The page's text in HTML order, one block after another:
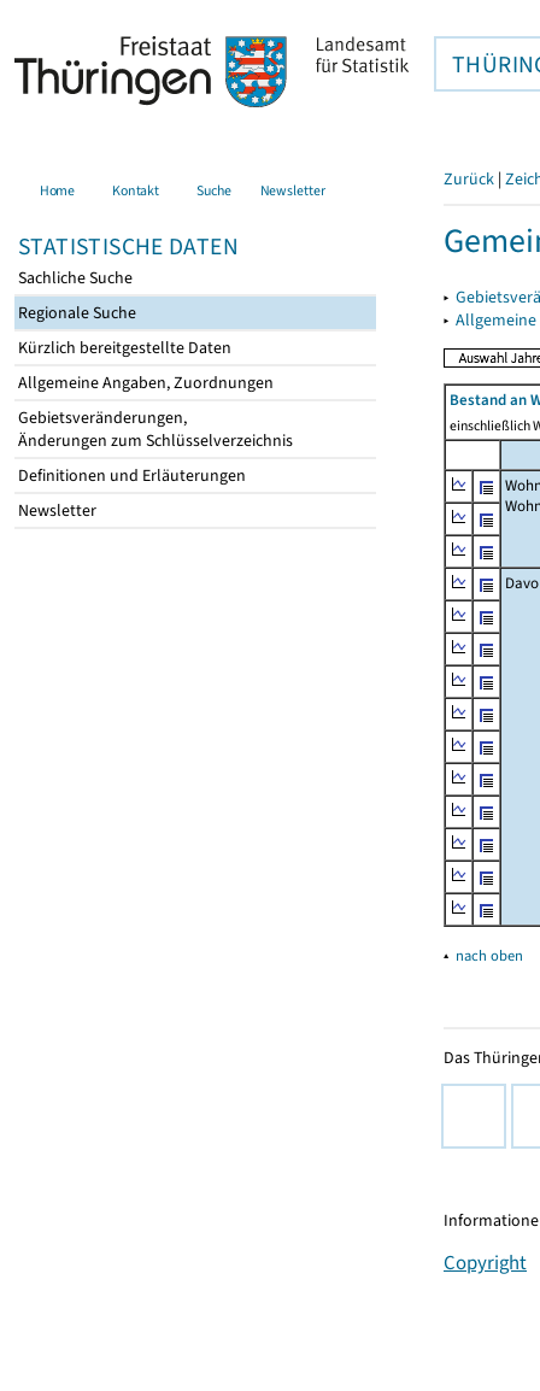
Home Kontakt Suche Newsletter
STATISTISCHE DATEN
Sachliche Suche
Regionale Suche
Kürzlich bereitgestellte Daten
Allgemeine Angaben, Zuordnungen
Gebietsveränderungen,
Änderungen zum Schlüsselverzeichnis
Definitionen und Erläuterungen
Newsletter
Zurück |
▸
▸
Bestand an
einschließlich
▴ nach oben
Das
Copyright